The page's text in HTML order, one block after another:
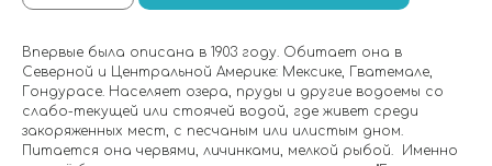
Впервые была описана в 1903 году. Обитает она в
Северной и Центральной Америке: Мексике, Гватемале,
Гондурасе. Населяет озера, пруды и другие водоемы со
слабо-текущей или стоячей водой, где живет среди
закоряженных мест, с песчаным или илистым дном.
Питается она червями, личинками, мелкой рыбой. Именно